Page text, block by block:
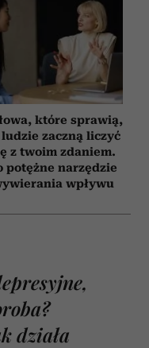
które sprawią,
ludzie zaczną liczyć
z twoim zdaniem.
potężne narzędzie
wpływu
działa